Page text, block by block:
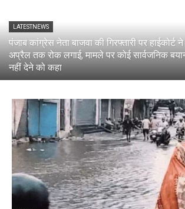
LATESTNEWS
पंजाब कांग्रेस नेता बाजवा की गिरफ्तारी पर हाईकोर्ट
अप्रैल तक रोक लगाई, मामले पर कोई सार्वजनिक
नहीं देने को कहा